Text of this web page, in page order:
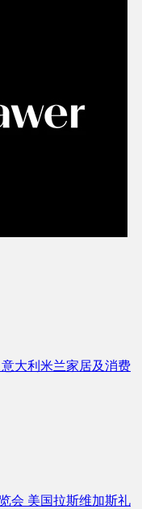
意大利米兰家居及消费
美国拉斯维加斯礼